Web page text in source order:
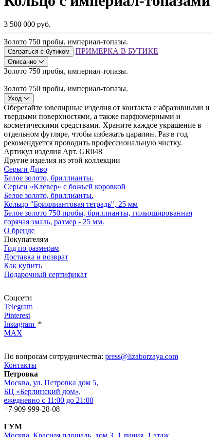
3 500 000 руб.
Золото 750 пробы, империал-топазы.
Связаться с бутиком ПРИМЕРКА В БУТИКЕ
Описание
Золото 750 пробы, империал-топазы.
Золото 750 пробы, империал-топазы.
Уход
Оберегайте ювелирные изделия от контакта с абразивными и
твердыми поверхностями, а также парфюмерными и
косметическими средствами. Храните каждое украшение в
отдельном футляре, чтобы избежать царапин. Раз в год
рекомендуется проводить профессиональную чистку.
Артикул изделия Арт. GR048
Другие изделия из этой коллекции
Серьги Диво
Белое золото, бриллианты.
Серьги «Клевер» с божьей коровкой
Белое золото, бриллианты.
Кольцо "Бриллиантовая тетрадь", 25 мм
Белое золото 750 пробы, бриллианты, гильошированная
горячая эмаль, размер - 25 мм.
О бренде
Покупателям
Гид по размерам
Доставка и возврат
Как купить
Подарочный сертификат
Соцсети
Telegram
Pinterest
Instagram *
MAX
По вопросам сотрудничества: press@lizaborzaya.com
Контакты
Петровка
Москва, ул. Петровка дом 5,
БЦ «Берлинский дом»,
ежедневно с 11:00 до 21:00
+7 909 999-28-08
ГУМ